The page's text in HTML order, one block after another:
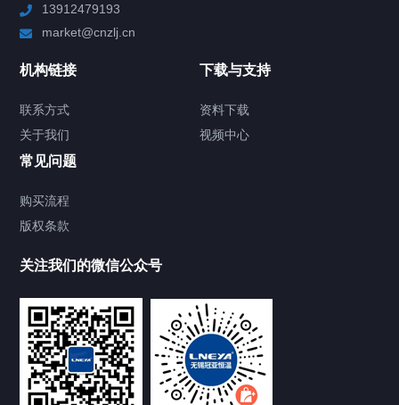
Chiller高精度制冷循环器
TCU温度控制单元
Chiller气体控温系统
Chamber试验箱
FREEZER低温箱
13912479193
market@cnzlj.cn
机构链接
联系方式
关于我们
下载与支持
资料下载
视频中心
常见问题
购买流程
版权条款
关注我们的微信公众号